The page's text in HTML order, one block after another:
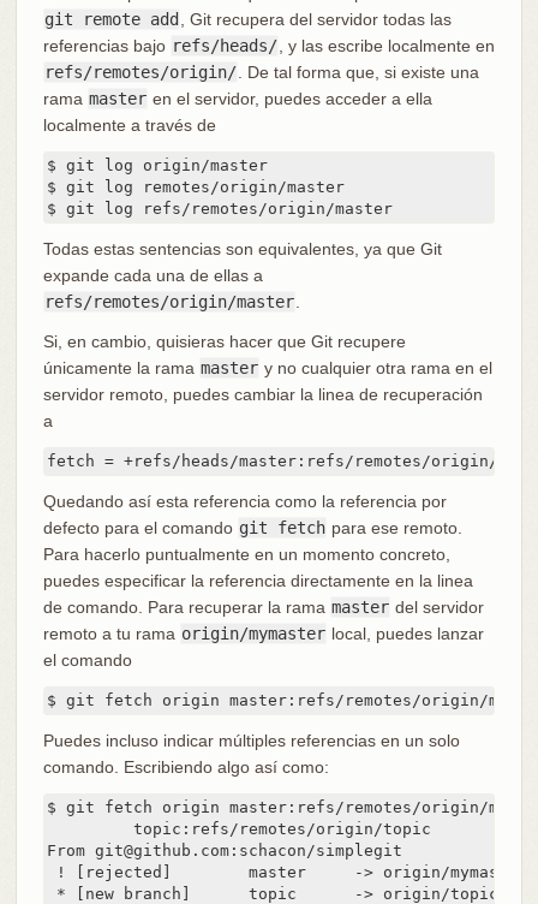
git remote add
, Git recupera del servidor todas las
referencias bajo refs/heads/ , y las escribe localmente en
refs/remotes/origin/ . De tal forma que, si existe una
rama master en el servidor, puedes acceder a ella
localmente a través de
$ git log origin/master
$ git log remotes/origin/master
$ git log refs/remotes/origin/master
Todas estas sentencias son equivalentes, ya que Git
expande cada una de ellas a
refs/remotes/origin/master
Si, en cambio, quisieras hacer que Git recupere
únicamente la rama master y no cualquier otra rama en el
servidor remoto, puedes cambiar la linea de recuperación
a
fetch = +refs/heads/master:refs/remotes/origin/
Quedando así esta referencia como la referencia por
defecto para el comando git fetch para ese remoto.
Para hacerlo puntualmente en un momento concreto,
puedes especificar la referencia directamente en la linea
de comando. Para recuperar la rama master del servidor
remoto a tu rama origin/mymaster local, puedes lanzar
el comando
$ git fetch origin master:refs/remotes/origin/
Puedes incluso indicar múltiples referencias en un solo
comando. Escribiendo algo así como:
$ git fetch origin master:refs/remotes/origin/
From git@github.com:schacon/simplegit
! [rejected]        master     -> origin/mymaster
* [new branch]      topic      -> origin/topic